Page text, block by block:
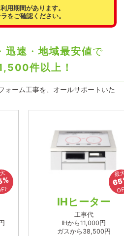
用期間があります。
をご確認ください。
迅速 ・地域最安値で
件以上！
ォーム工事を、オールサポートいた
最
IHヒーター
工事代
IHから11,000円
ガスから38,500円